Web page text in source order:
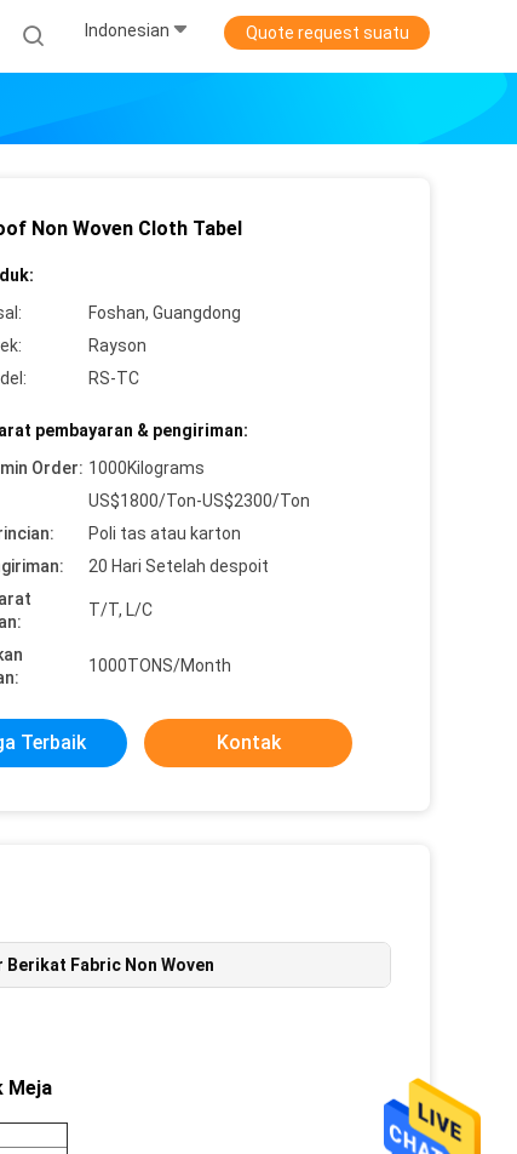
Indonesian Quote request suatu
Non Woven Cloth Tabel
Foshan, Guangdong
Rayson
RS-TC
pembayaran & pengiriman:
Order: 1000Kilograms
US$1800/Ton-US$2300/Ton
Poli tas atau karton
20 Hari Setelah despoit
T/T, L/C
1000TONS/Month
Terbaik Kontak
Berikat Fabric Non Woven
Meja